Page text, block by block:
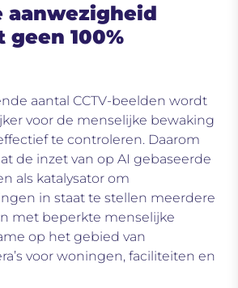
aanwezigheid
100%
aantal CCTV-beelden wordt
voor de menselijke bewaking
te controleren. Daarom
de inzet van op AI gebaseerde
als katalysator om
in staat te stellen meerdere
met beperkte menselijke
op het gebied van
voor woningen, faciliteiten en